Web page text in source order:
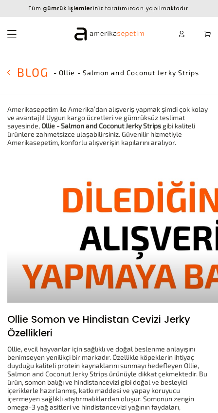
Tüm gümrük işlemleriniz tarafımızdan yapılmaktadır.
BLOG - Ollie - Salmon and Coconut Jerky Strips
Amerikasepetim ile Amerika’dan alışveriş yapmak şimdi çok kolay
ve avantajlı! Uygun kargo ücretleri ve gümrüksüz teslimat
sayesinde, Ollie - Salmon and Coconut Jerky Strips gibi kaliteli
ürünlere zahmetsizce ulaşabilirsiniz. Güvenilir hizmetiyle
Amerikasepetim, konforlu alışverişin kapılarını aralıyor.
Ollie Somon ve Hindistan Cevizi Jerky
Özellikleri
Ollie, evcil hayvanlar için sağlıklı ve doğal beslenme anlayışını
benimseyen yenilikçi bir markadır. Özellikle köpeklerin ihtiyaç
duyduğu kaliteli protein kaynaklarını sunmayı hedefleyen Ollie,
Salmon and Coconut Jerky Strips ürünüyle dikkat çekmektedir. Bu
ürün, somon balığı ve hindistancevizi gibi doğal ve besleyici
içeriklerle hazırlanmış, katkı maddesi ve yapay koruyucu
içermeyen sağlıklı atıştırmalıklardan oluşur. Somonun zengin
omega-3 yağ asitleri ve hindistancevizi yağının faydaları,